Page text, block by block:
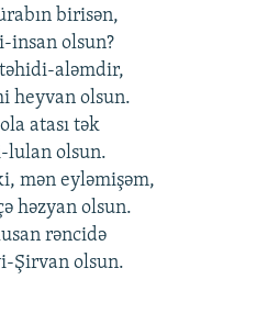
birisən,
insan olsun?
aləmdir,
heyvan olsun.
atası tək
lulan olsun.
mən eyləmişəm,
həzyan olsun.
rəncidə
Şirvan olsun.